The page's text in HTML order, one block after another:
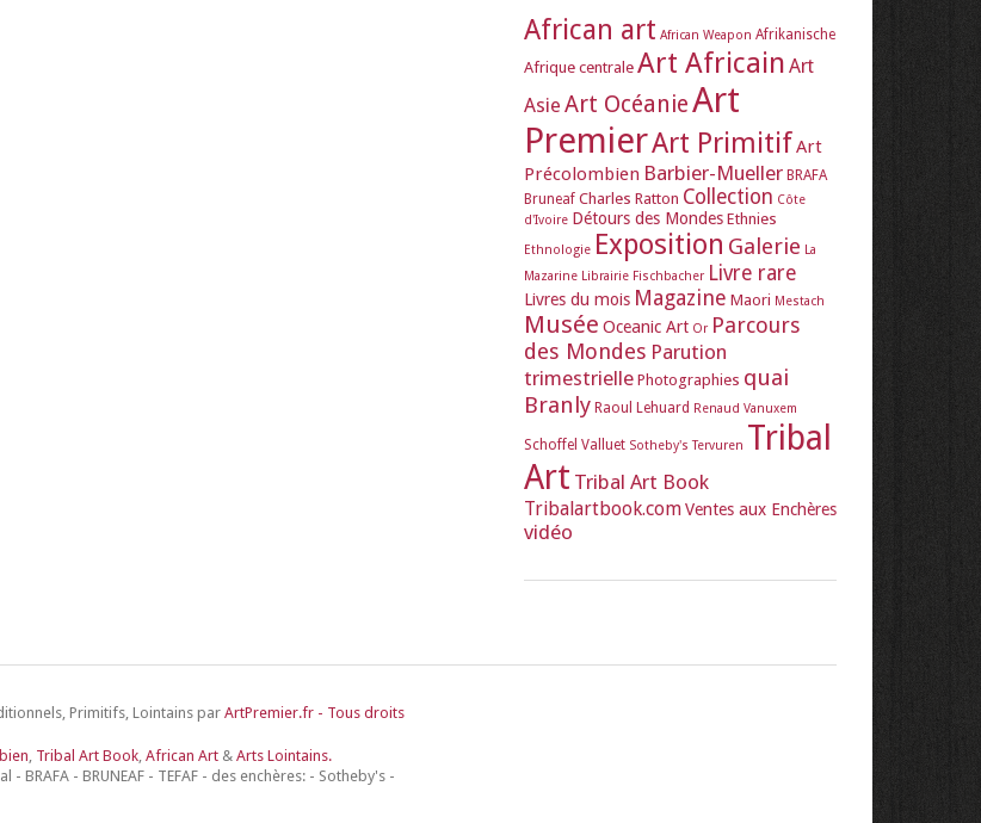
African art African Weapon Afrikanische
Afrique centrale Art Africain Art
Asie Art OcéanieArt
PremierArt PrimitifArt
Précolombien Barbier-Mueller BRAFA
Bruneaf Charles Ratton Collection Côte
d'Ivoire Détours des Mondes Ethnies
Ethnologie Exposition Galerie La
Mazarine Librairie Fischbacher Livre rare
Livres du mois Magazine Maori Mestach
Musée Oceanic Art Or Parcours
des Mondes Parution
trimestrielle Photographies quai
Branly Raoul Lehuard Renaud Vanuxem
Schoffel Valluet Sotheby's Tervuren Tribal
Art Tribal Art Book
Tribalartbook.comVentes aux Enchères
vidéo
Primitifs, Lointains parArtPremier.fr - Tous droits
, Tribal Art Book, African Art & Arts Lointains.
- BRUNEAF - TEFAF - des enchères: - Sotheby's -